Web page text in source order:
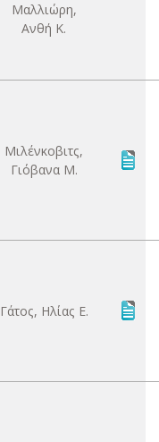
Μαλλιώρη,
Ανθή Κ.
Μιλένκοβιτς,
Γιόβανα Μ.
Γάτος, Ηλίας Ε.